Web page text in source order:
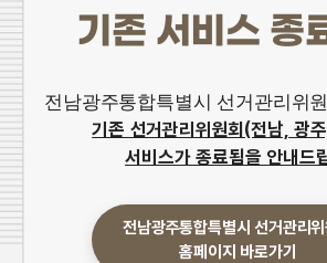
기존 서비스 종
전남광주통합특별시 선거관리위
기존 선거관리위원회(전남, 광
서비스가 종료됨을 안내드
전남광주통합특별시 선거관리위
홈페이지 바로가기